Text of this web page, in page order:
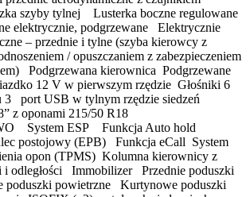
szyby tylnej Lusterka boczne regulowane
elektrycznie, podgrzewane Elektrycznie
– przednie i tylne (szyba kierowcy z
/ opuszczaniem z zabezpieczeniem
Podgrzewana kierownica Podgrzewane
12 V w pierwszym rzędzie Głośniki 6
3 port USB w tylnym rzędzie siedzeń
z oponami 215/50 R18
System ESP Funkcja Auto hold
postojowy (EPB) Funkcja eCall System
opon (TPMS) Kolumna kierownicy z
i odległości Immobilizer Przednie poduszki
poduszki powietrzne Kurtynowe poduszki